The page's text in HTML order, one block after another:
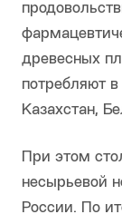
древесных
потребляют
Казахстан,
При этом
несырьевой
России. По